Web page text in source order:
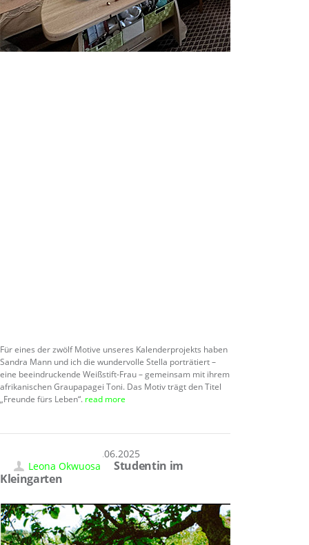
Für eines der zwölf Motive unseres Kalenderprojekts haben
Sandra Mann und ich die wundervolle Stella porträtiert –
eine beeindruckende Weißstift-Frau – gemeinsam mit ihrem
afrikanischen Graupapagei Toni. Das Motiv trägt den Titel
„Freunde fürs Leben“. read more
06.06.2025
Leona Okwuosa
Studentin im
Kleingarten